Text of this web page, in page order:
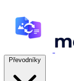
Převodníky